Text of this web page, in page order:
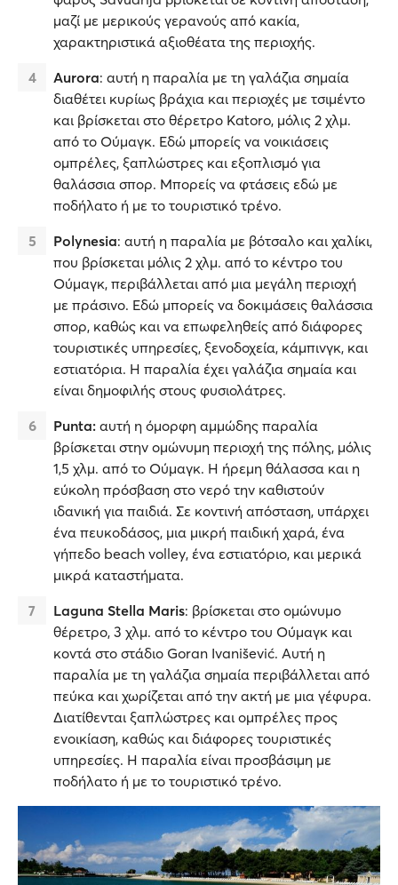
μαζί με μερικούς γερανούς από κακία,
χαρακτηριστικά αξιοθέατα της περιοχής.
Aurora: αυτή η παραλία με τη γαλάζια σημαία
διαθέτει κυρίως βράχια και περιοχές με τσιμέντο
και βρίσκεται στο θέρετρο Katoro, μόλις 2 χλμ.
από το Oύμαγκ. Εδώ μπορείς να νοικιάσεις
ομπρέλες, ξαπλώστρες και εξοπλισμό για
θαλάσσια σπορ. Μπορείς να φτάσεις εδώ με
ποδήλατο ή με το τουριστικό τρένο.
Polynesia: αυτή η παραλία με βότσαλο και χαλίκι,
που βρίσκεται μόλις 2 χλμ. από το κέντρο του
Ούμαγκ, περιβάλλεται από μια μεγάλη περιοχή
με πράσινο. Εδώ μπορείς να δοκιμάσεις θαλάσσια
σπορ, καθώς και να επωφεληθείς από διάφορες
τουριστικές υπηρεσίες, ξενοδοχεία, κάμπινγκ, και
εστιατόρια. Η παραλία έχει γαλάζια σημαία και
είναι δημοφιλής στους φυσιολάτρες.
Punta: αυτή η όμορφη αμμώδης παραλία
βρίσκεται στην ομώνυμη περιοχή της πόλης, μόλις
1,5 χλμ. από το Ούμαγκ. Η ήρεμη θάλασσα και η
εύκολη πρόσβαση στο νερό την καθιστούν
ιδανική για παιδιά. Σε κοντινή απόσταση, υπάρχει
ένα πευκοδάσος, μια μικρή παιδική χαρά, ένα
γήπεδο beach volley, ένα εστιατόριο, και μερικά
μικρά καταστήματα.
Laguna Stella Maris: βρίσκεται στο ομώνυμο
θέρετρο, 3 χλμ. από το κέντρο του Ούμαγκ και
κοντά στο στάδιο Goran Ivanišević. Αυτή η
παραλία με τη γαλάζια σημαία περιβάλλεται από
πεύκα και χωρίζεται από την ακτή με μια γέφυρα.
Διατίθενται ξαπλώστρες και ομπρέλες προς
ενοικίαση, καθώς και διάφορες τουριστικές
υπηρεσίες. Η παραλία είναι προσβάσιμη με
ποδήλατο ή με το τουριστικό τρένο.